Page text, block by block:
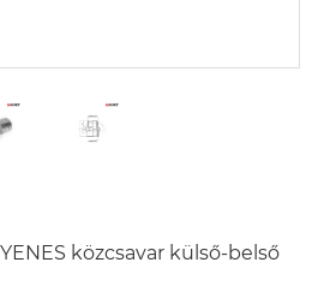
közcsavar külső-belső